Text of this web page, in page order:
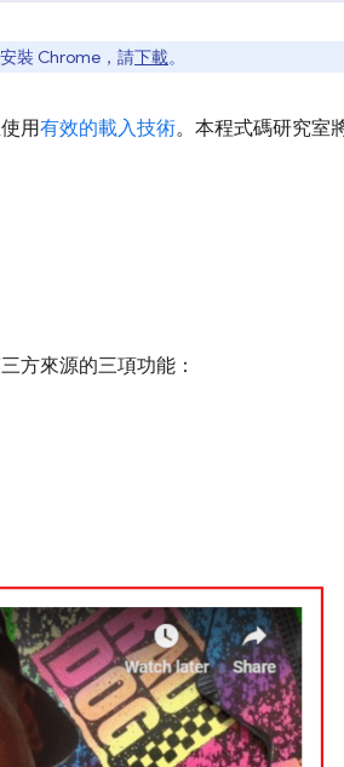
裝 Chrome，請下載。
使用有效的載入技術。本程式碼研究室
方來源的三項功能：